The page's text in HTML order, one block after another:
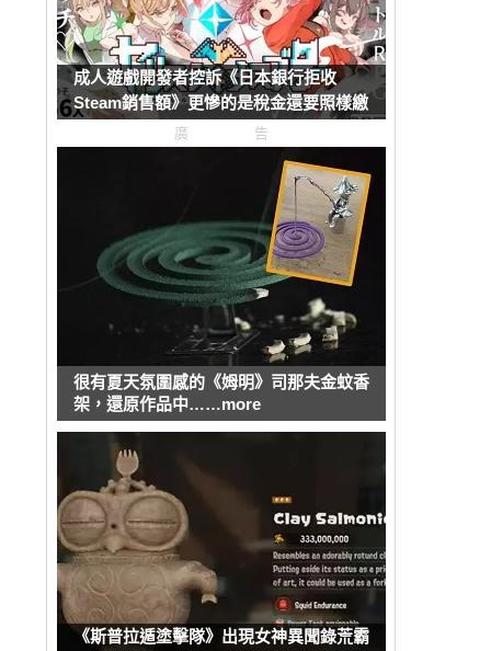
成人遊戲開發者控訴《日本銀行拒收
Steam銷售額》更慘的是稅金還要照樣繳
廣告
很有夏天氛圍感的《姆明》司那夫金蚊香
架，還原作品中……more
《斯普拉遁塗擊隊》出現女神異聞錄荒霸